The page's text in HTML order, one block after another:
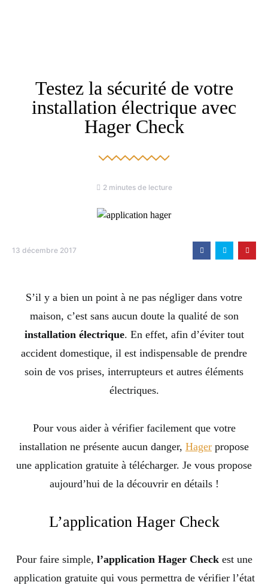
Testez la sécurité de votre
installation électrique avec
Hager Check
2 minutes de lecture
13 décembre 2017
S’il y a bien un point à ne pas négliger dans votre
maison, c’est sans aucun doute la qualité de son
installation électrique. En effet, afin d’éviter tout
accident domestique, il est indispensable de prendre
soin de vos prises, interrupteurs et autres éléments
électriques.
Pour vous aider à vérifier facilement que votre
installation ne présente aucun danger, Hager propose
une application gratuite à télécharger. Je vous propose
aujourd’hui de la découvrir en détails !
L’application Hager Check
Pour faire simple, l’application Hager Checkest une
application gratuite qui vous permettra de vérifier l’état